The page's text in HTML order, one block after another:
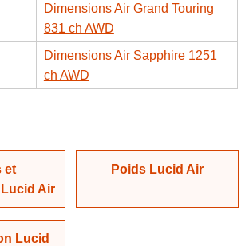
Dimensions Air Grand Touring
831 ch AWD
Dimensions Air Sapphire 1251
ch AWD
et
Air
Poids Lucid Air
Lucid